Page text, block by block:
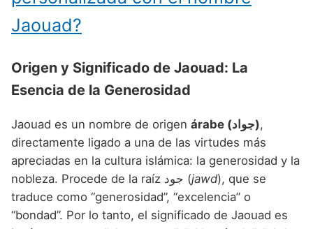
Nombres de niño que empiezan por Z
Jaouad?
Origen y Significado de Jaouad: La
Esencia de la Generosidad
Jaouad es un nombre de origen árabe (جواد),
directamente ligado a una de las virtudes más
apreciadas en la cultura islámica: la generosidad y la
nobleza. Procede de la raíz جود (jawd), que se
traduce como “generosidad”, “excelencia” o
“bondad”. Por lo tanto, el significado de Jaouad es